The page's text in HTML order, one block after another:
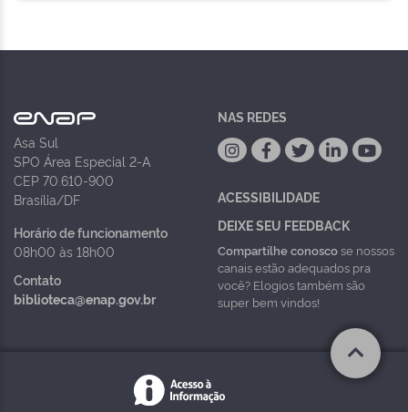
Asa Sul
SPO Área Especial 2-A
CEP 70.610-900
Brasília/DF
Horário de funcionamento
08h00 às 18h00
Contato
biblioteca@enap.gov.br
NAS REDES
ACESSIBILIDADE
DEIXE SEU FEEDBACK
Compartilhe conoscose nossos
canais estão adequados pra
você? Elogios também são
super bem vindos!